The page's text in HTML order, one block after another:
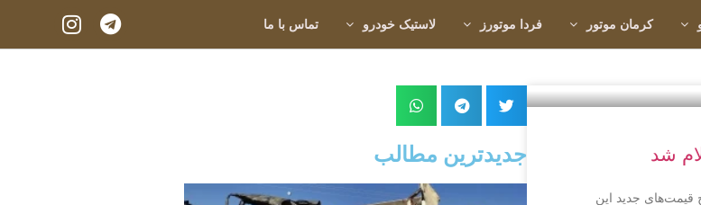
کرمان موتور فردا موتورز لاستیک خودرو تماس با ما
شد
قیمت‌های جدید این
جدیدترین مطالب